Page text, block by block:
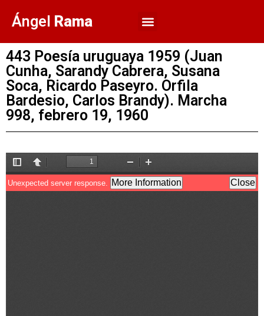
Ángel Rama
443 Poesía uruguaya 1959 (Juan
Cunha, Sarandy Cabrera, Susana
Soca, Ricardo Paseyro. Orfila
Bardesio, Carlos Brandy). Marcha
998, febrero 19, 1960